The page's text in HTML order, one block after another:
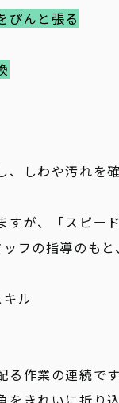
ぴんと張る
、しわや汚れを
が、「スピー
フの指導のも
ル
作業の連続です